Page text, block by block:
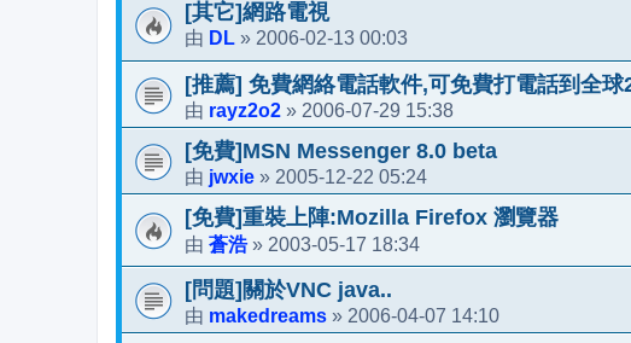
[其它]網路電視
由 DL » 2006-02-13 00:03
[推薦] 免費網絡電話軟件,可免費打電話到全球
由 rayz2o2 » 2006-07-29 15:38
[免費]MSN Messenger 8.0 beta
由 jwxie » 2005-12-22 05:24
[免費]重裝上陣:Mozilla Firefox 瀏覽器
由 蒼浩» 2003-05-17 18:34
[問題]關於VNC java..
由 makedreams » 2006-04-07 14:10